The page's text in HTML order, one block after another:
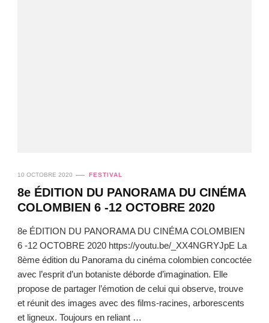
10 OCTOBRE 2020 FESTIVAL
8e ÉDITION DU PANORAMA DU CINÉMA
COLOMBIEN 6 -12 OCTOBRE 2020
8e ÉDITION DU PANORAMA DU CINÉMA COLOMBIEN
6 -12 OCTOBRE 2020 https://youtu.be/_XX4NGRYJpE La
8ème édition du Panorama du cinéma colombien concoctée
avec l’esprit d’un botaniste déborde d’imagination. Elle
propose de partager l’émotion de celui qui observe, trouve
et réunit des images avec des films-racines, arborescents
et ligneux. Toujours en reliant …